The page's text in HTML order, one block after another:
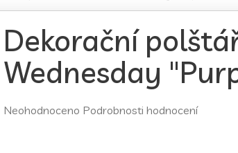
Dekorační
Wednesday
Průměrné
Neohodnoceno Podrobnosti hodnocení